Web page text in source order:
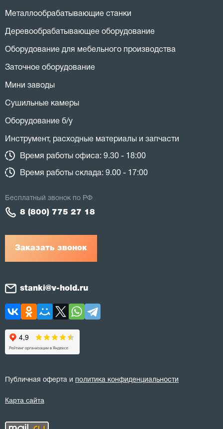
Металлообрабатывающие станки
Деревообрабатывающее оборудование
Оборудование для мебельного производства
Заточное оборудование
Мини заводы
Сушильные камеры
Оборудование б/у
Инструмент, расходные материалы и запчасти
Время работы офиса: 9.30 - 18:00
Время работы склада: 9.00 - 17:00
Заказать звонок
Бесплатный звонок по РФ
8 (800) 775 27 18
stanki@v-hold.ru
Публичная оферта и политика конфиденциальности
Карта сайта